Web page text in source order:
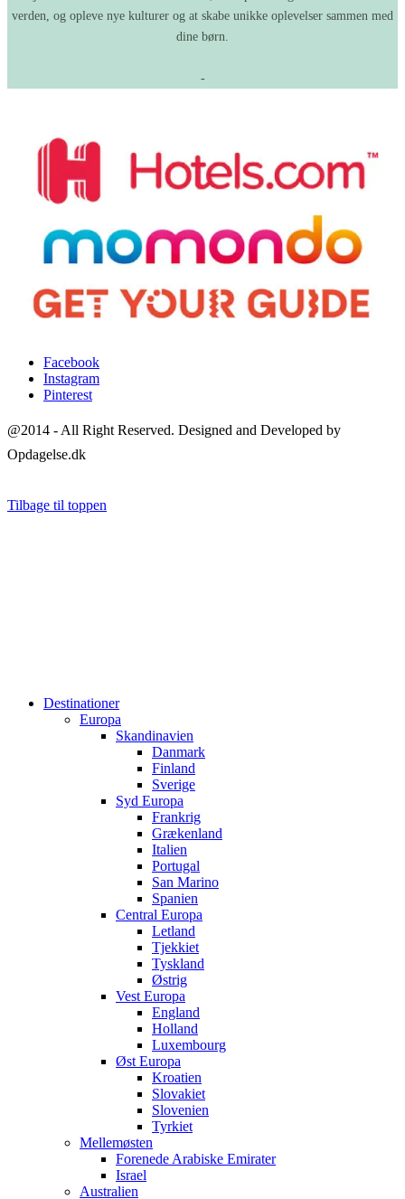
verden, og opleve nye kulturer og at skabe unikke oplevelser sammen med
dine børn.
-
Facebook
Instagram
Pinterest
@2014 - All Right Reserved. Designed and Developed by
Opdagelse.dk
Tilbage til toppen
Destinationer
Europa
Skandinavien
Danmark
Finland
Sverige
Syd Europa
Frankrig
Grækenland
Italien
Portugal
San Marino
Spanien
Central Europa
Letland
Tjekkiet
Tyskland
Østrig
Vest Europa
England
Holland
Luxembourg
Øst Europa
Kroatien
Slovakiet
Slovenien
Tyrkiet
Mellemøsten
Forenede Arabiske Emirater
Israel
Australien